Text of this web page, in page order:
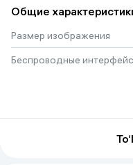
quvvat har doim siz bilan.
Ekstremal sharoitlarda
+55 °C gacha bo'lgan
nazorat qilish tizimi hamda
himoyalangan.
Общие
Размер изображения
Беспроводные
Вес
Объем встроенной